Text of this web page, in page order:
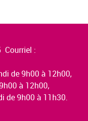
Courriel :
de 9h00 à 12h00,
à 12h00,
de 9h00 à 11h30.